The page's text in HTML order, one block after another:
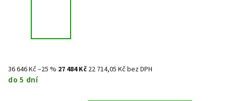
36 646 Kč–25 % 27 484 Kč 22 714,05 Kč bez DPH
do 5 dní